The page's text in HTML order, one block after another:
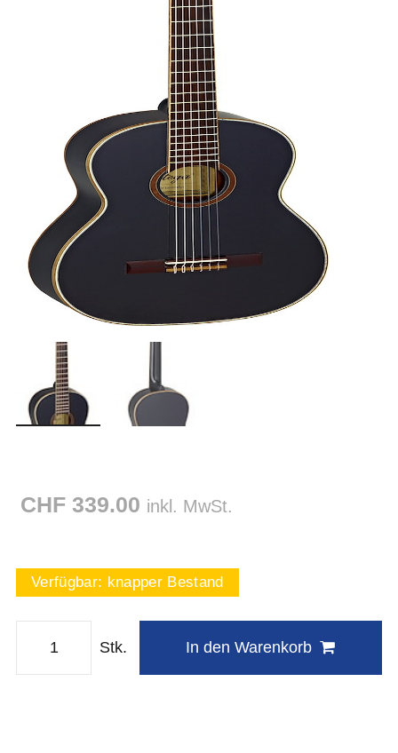
CHF 339.00 inkl. MwSt.
Verfügbar: knapper Bestand
Stk. In den Warenkorb